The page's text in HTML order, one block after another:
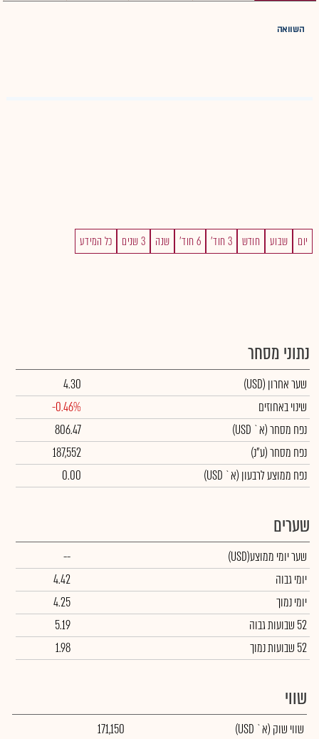
השוואה
יום שבוע חודש 3 חוד' 6 חוד' שנה 3 שנים כל המידע
נתוני מסחר
שער אחרון (USD)
4.30
שינוי באחוזים
-0.46%
נפח מסחר(א` USD)
806.47
נפח מסחר(ע"נ)
187,552
נפח ממוצע לרבעון (א` USD)
0.00
שערים
שער יומי ממוצע(USD)
--
יומי גבוה
4.42
יומי נמוך
4.25
52 שבועות גבוה
5.19
52 שבועות נמוך
1.98
שווי
שווי שוק (א` USD)
171,150